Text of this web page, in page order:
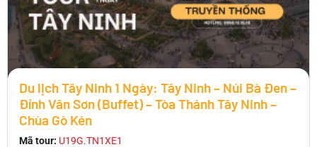
Du lịch Tây Ninh 1 Ngày: Tây Ninh – Núi Bà Đen –
Đỉnh Vân Sơn (Buffet) – Tòa Thánh Tây Ninh –
Chùa Gò Kén
Mã tour: U19G.TN1XE1